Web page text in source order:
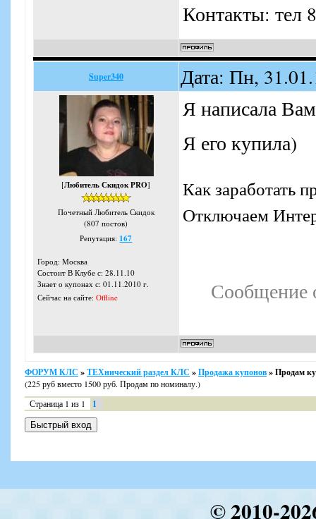
Контакты: тел
Super340 Дата: Пн,
[Любитель Скидок PRO]
Почетный Любитель Скидок
(807 постов)
Репутация: 167
Город: Москва
Состоит В Клубе с: 28.11.10
Знает о купонах с: 01.11.2010 г.
Сейчас на сайте: Offline
Я написала
Я его купила)
Как заработать
Отключаем
Сообщение
ФОРУМ КЛС »ТЕХнический раздел КЛС »Продажа купонов»Продам
(225 руб вместо 1500 руб. Продам по номиналу.)
Страница 1 из 1 1
© 2010-